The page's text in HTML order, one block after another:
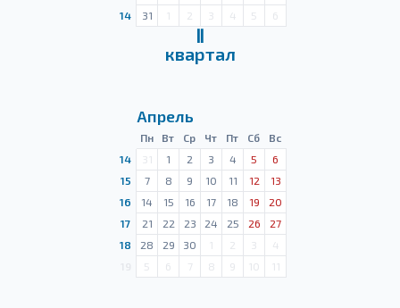
14
31 1 2 3 4 5 6
Ⅱ
квартал
Апрель
Пн Вт Ср Чт Пт Сб
Вс
14
31 1 2 3 4 5
6
15
7 8 9 10 11 12
13
16
14 15 16 17 18 19
20
17
21 22 23 24 25 26
27
18
28 29 30 1 2 3
4
5 6 7 8 9 10 11